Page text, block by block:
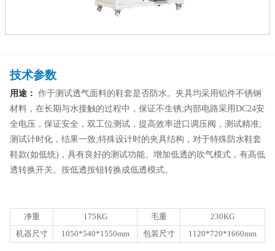
技术参数
用途： 作于测试透气面料的鞋套是否防水。夹具均采用铝件不锈钢
材料，在长期与水接触的过程中，保证不生锈;内部电路采用DC24安
全电压，保证安全，双工位测试，提高效率进口调压阀，测试精准;
测试计时化，结果一致;特殊设计时的夹具结构，对于特殊防水鞋套
鞋款(如低统)，具有良好的测试功能。增加低透的吹气模式，有高低
透转换开关。按低透按钮转换成低透模式。
净重 175KG 毛重
230KG
机器尺寸
1050*540*1550mm 包装尺寸 1120*720*1660mm